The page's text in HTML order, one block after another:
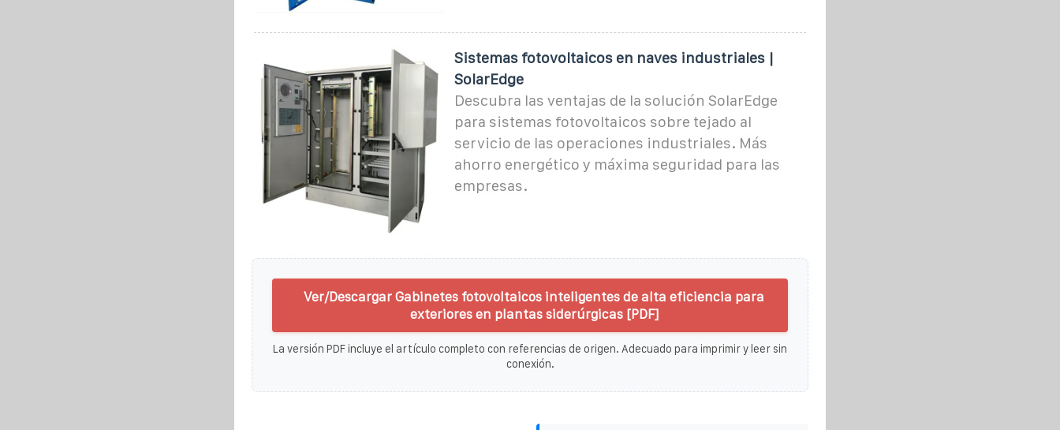
Sistemas fotovoltaicos en naves industriales |
SolarEdge
Descubra las ventajas de la solución SolarEdge
para sistemas fotovoltaicos sobre tejado al
servicio de las operaciones industriales. Más
ahorro energético y máxima seguridad para las
empresas.
Ver/Descargar Gabinetes fotovoltaicos inteligentes de alta eficiencia para
exteriores en plantas siderúrgicas [PDF]
La versión PDF incluye el artículo completo con referencias de origen. Adecuado para imprimir y leer sin
conexión.